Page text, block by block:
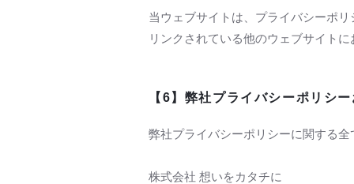
当ウェブサイトは、プライバシーポ
リンクされている他のウェブサイト
【6】弊社プライバシーポリシ
弊社プライバシーポリシーに関する
株式会社 想いをカタチに